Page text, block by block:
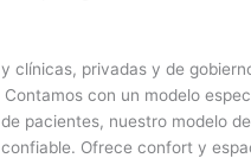
clínicas, privadas y de
con un modelo
pacientes, nuestro modelo
Ofrece confort y